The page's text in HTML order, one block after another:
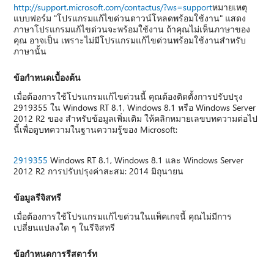
http://support.microsoft.com/contactus/?ws=supportหมายเหตุ
แบบฟอร์ม "โปรแกรมแก้ไขด่วนดาวน์โหลดพร้อมใช้งาน" แสดง
ภาษาโปรแกรมแก้ไขด่วนจะพร้อมใช้งาน ถ้าคุณไม่เห็นภาษาของ
คุณ อาจเป็น เพราะไม่มีโปรแกรมแก้ไขด่วนพร้อมใช้งานสำหรับ
ภาษานั้น
ข้อกำหนดเบื้องต้น
เมื่อต้องการใช้โปรแกรมแก้ไขด่วนนี้ คุณต้องติดตั้งการปรับปรุง
2919355 ใน Windows RT 8.1, Windows 8.1 หรือ Windows Server
2012 R2 ของ สำหรับข้อมูลเพิ่มเติม ให้คลิกหมายเลขบทความต่อไป
นี้เพื่อดูบทความในฐานความรู้ของ Microsoft:
2919355 Windows RT 8.1, Windows 8.1 และ Windows Server
2012 R2 การปรับปรุงค่าสะสม: 2014 มิถุนายน
ข้อมูลรีจิสทรี
เมื่อต้องการใช้โปรแกรมแก้ไขด่วนในแพ็คเกจนี้ คุณไม่มีการ
เปลี่ยนแปลงใด ๆ ในรีจิสทรี
ข้อกำหนดการรีสตาร์ท